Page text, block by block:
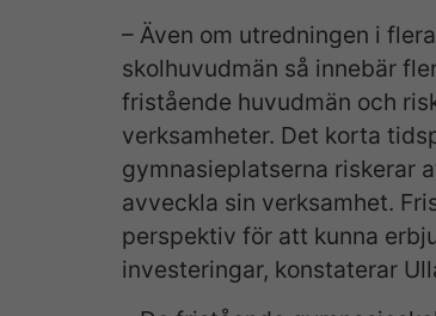
– Även om utredningen i
skolhuvudmän så innebär
fristående huvudmän och
verksamheter. Det korta
gymnasieplatserna riskerar
avveckla sin verksamhet.
perspektiv för att kunna
investeringar, konstaterar